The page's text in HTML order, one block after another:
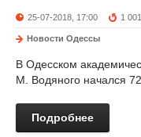
25-07-2018, 17:00 1 001
Новости Одессы
В Одесском
М. Водяного начался
Подробнее